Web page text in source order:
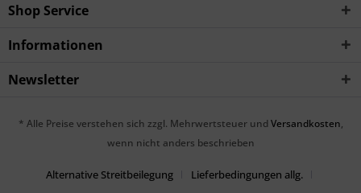
Shop Service
Informationen
Newsletter
* Alle Preise verstehen sich zzgl. Mehrwertsteuer und Versandkosten,
wenn nicht anders beschrieben
Alternative Streitbeilegung
Lieferbedingungen allg.